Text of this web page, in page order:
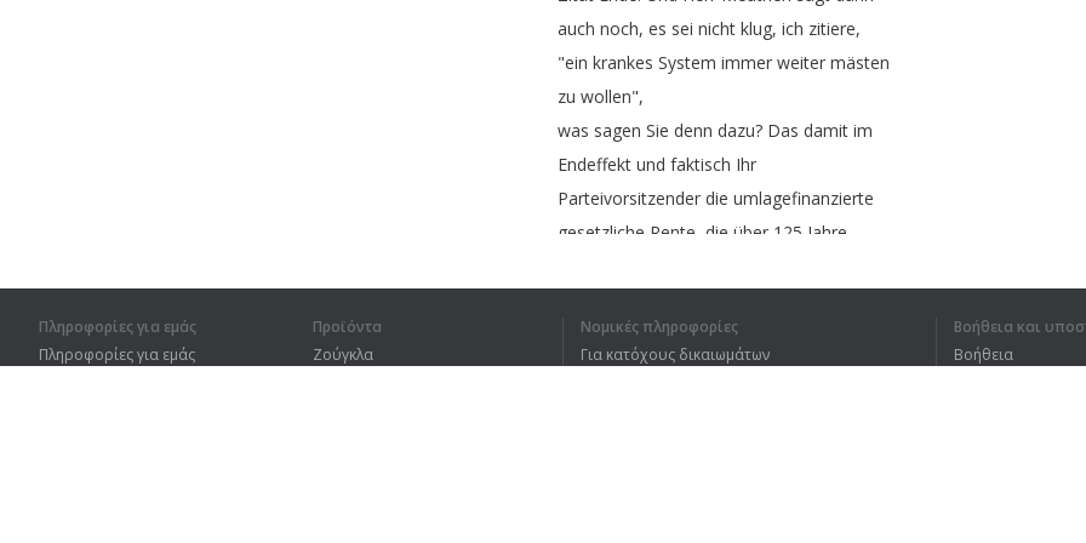
auch noch, es sei nicht klug, ich zitiere,
"ein krankes System immer weiter mästen
zu wollen",
was sagen Sie denn dazu? Das damit im
Endeffekt und faktisch Ihr
Parteivorsitzender die umlagefinanzierte
gesetzliche Rente die über 125 Jahre
zerschlagen will und auf
Seite,auf der anderen Seite haben sie
Πληροφορίες για εμάς
Πληροφορίες για εμάς
Προϊόντα
Ζούγκλα
Νομικές πληροφορίες
Για κατόχους δικαιωμάτων
Βοήθεια και
Βοήθεια